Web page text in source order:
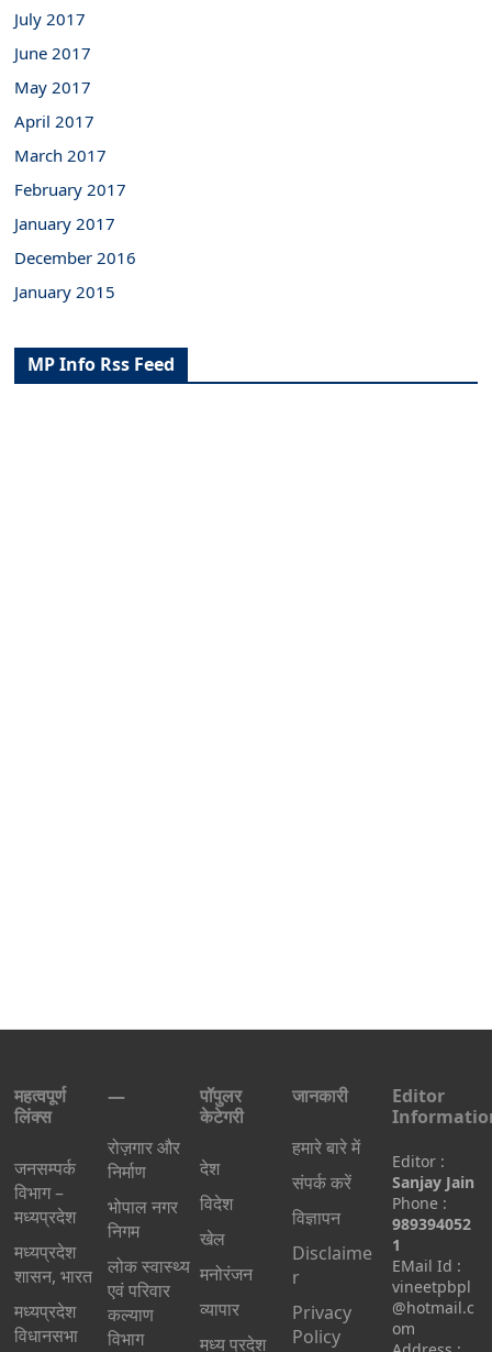
July 2017
June 2017
May 2017
April 2017
March 2017
February 2017
January 2017
December 2016
January 2015
MP Info Rss Feed
महत्वपूर्ण
लिंक्स
जनसम्पर्क
विभाग –
मध्यप्रदेश
मध्यप्रदेश
शासन, भारत
मध्‍यप्रदेश
विधानसभा
—
रोज़गार और
निर्माण
भोपाल नगर
निगम
लोक स्वास्थ्य
एवं परिवार
कल्याण
विभाग
पॉपुलर
केटेगरी
देश
विदेश
खेल
मनोरंजन
व्यापार
मध्य प्रदेश
जानकारी
हमारे बारे में
संपर्क करें
विज्ञापन
Disclaime
r
Privacy
Policy
Editor
Editor :
Sanjay Jain
Phone :
989394052
1
EMail Id :
vineetpbpl
@hotmail.c
om